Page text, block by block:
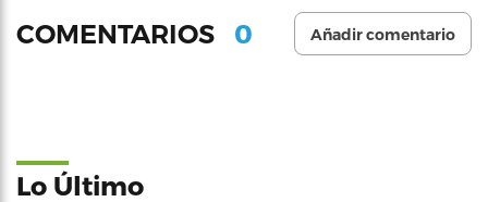
COMENTARIOS 0 Añadir comentario
Lo Último